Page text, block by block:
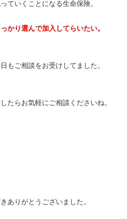
ていくことになる生命保険。
かり選んで加入してらいたい。
もご相談をお受けしてました。
たらお気軽にご相談くださいね。
ありがとうございました。